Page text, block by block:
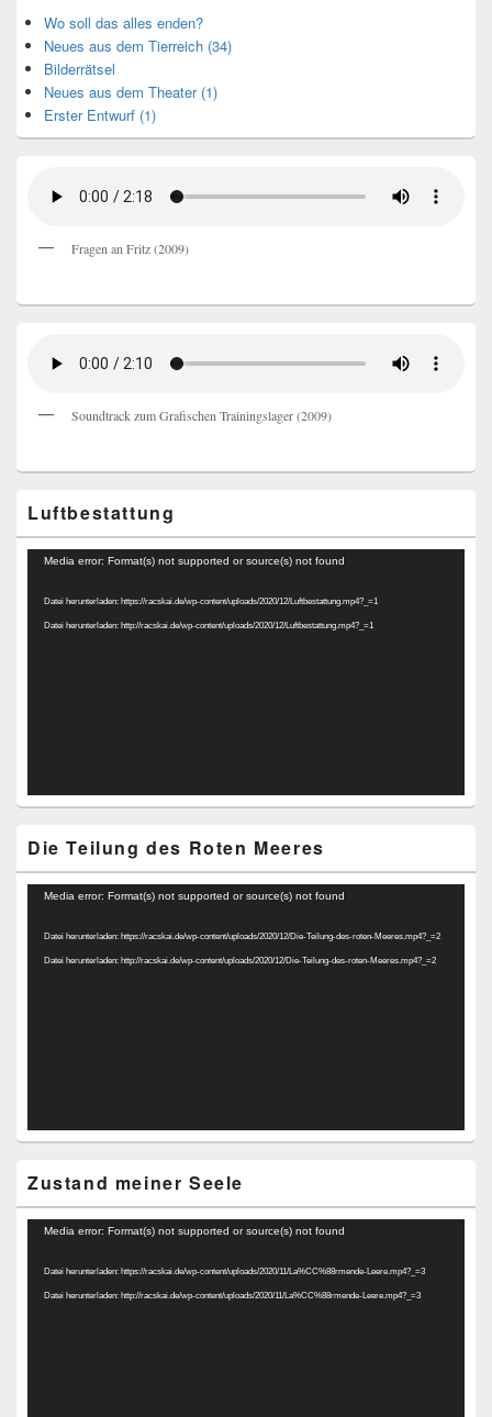
Wo soll das alles enden?
Neues aus dem Tierreich (34)
Bilderrätsel
Neues aus dem Theater (1)
Erster Entwurf (1)
Fragen an Fritz (2009)
Soundtrack zum Grafischen Trainingslager (2009)
Luftbestattung
Video-
Media error: Format(s) not supported or source(s) not found
Datei herunterladen: https://racskai.de/wp-content/uploads/2020/12/Luftbestattung.mp4?_=1
Datei herunterladen: http://racskai.de/wp-content/uploads/2020/12/Luftbestattung.mp4?_=1
Die Teilung des Roten Meeres
Video-
Media error: Format(s) not supported or source(s) not found
Datei herunterladen: https://racskai.de/wp-content/uploads/2020/12/Die-Teilung-des-roten-Meeres.mp4?_=2
Datei herunterladen: http://racskai.de/wp-content/uploads/2020/12/Die-Teilung-des-roten-Meeres.mp4?_=2
Zustand meiner Seele
Video-
Media error: Format(s) not supported or source(s) not found
Datei herunterladen: https://racskai.de/wp-content/uploads/2020/11/La%CC%88rmende-Leere.mp4?_=3
Datei herunterladen: http://racskai.de/wp-content/uploads/2020/11/La%CC%88rmende-Leere.mp4?_=3